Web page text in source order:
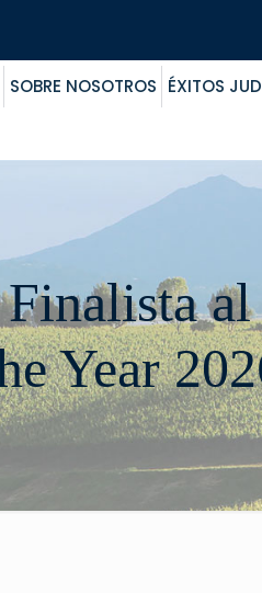
SOBRE NOSOTROS ÉXITOS
Year